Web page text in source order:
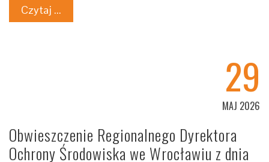
Czytaj ...
29
MAJ 2026
Obwieszczenie Regionalnego Dyrektora
Ochrony Środowiska we Wrocławiu z dnia